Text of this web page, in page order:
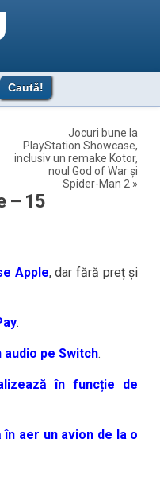
Jocuri bune la
PlayStation Showcase,
inclusiv un remake Kotor,
noul God of War și
Spider-Man 2 »
– 15
Apple, dar fără preț și
.
pe Switch.
în funcție de
aer un avion de la o